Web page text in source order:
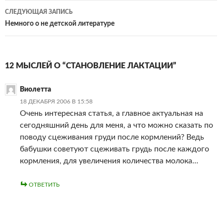
записям
СЛЕДУЮЩАЯ ЗАПИСЬ
Немного о не детской литературе
12 МЫСЛЕЙ О “СТАНОВЛЕНИЕ ЛАКТАЦИИ”
Виолетта
18 ДЕКАБРЯ 2006 В 15:58
Очень интересная статья, а главное актуальная на
сегодняшний день для меня, а что можно сказать по
поводу сцеживания груди после кормлений? Ведь
бабушки советуют сцеживать грудь после каждого
кормления, для увеличения количества молока…
ОТВЕТИТЬ